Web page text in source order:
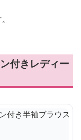
付きレディー